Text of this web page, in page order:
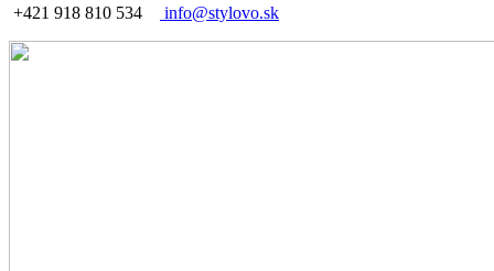
+421 918 810 534
info@stylovo.sk